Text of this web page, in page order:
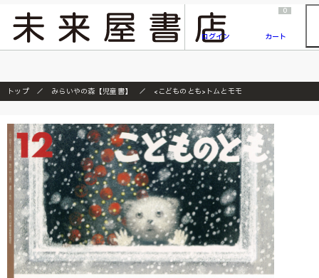
『ONE PIECE magazine 021 ONE PIECEカード付き同梱版』発売延期のご案内
ログイン
0
カート
トップ みらいやの森【児童書】 <こどものとも>トムとモモ